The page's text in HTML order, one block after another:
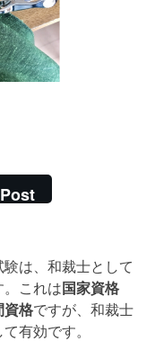
Post
は、和裁士として
。これは 国家資格
資格ですが、和裁士
有効です。